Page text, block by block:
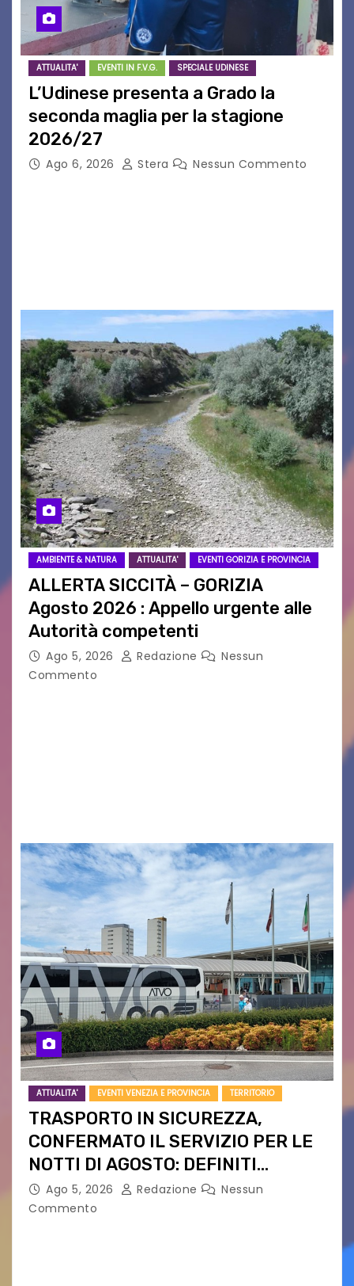
ATTUALITA' EVENTI IN F.V.G. SPECIALE UDINESE
L’Udinese presenta a Grado la
seconda maglia per la stagione
2026/27
Ago 6, 2026 Stera Nessun Commento
AMBIENTE & NATURA ATTUALITA' EVENTI GORIZIA E PROVINCIA
ALLERTA SICCITÀ – GORIZIA
Agosto 2026 : Appello urgente alle
Autorità competenti
Ago 5, 2026 Redazione
Nessun
Commento
ATTUALITA' EVENTI VENEZIA E PROVINCIA TERRITORIO
TRASPORTO IN SICUREZZA,
CONFERMATO IL SERVIZIO PER LE
NOTTI DI AGOSTO: DEFINITI
PERCORSI, FERMATE E ORARIO
Ago 5, 2026 Redazione
Nessun
Commento